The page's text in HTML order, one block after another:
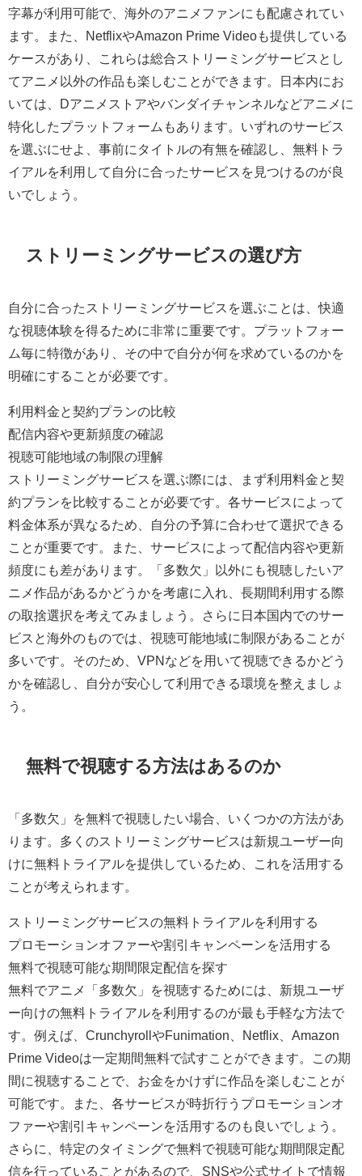
字幕が利用可能で、海外のアニメファンにも配慮されてい
ます。また、NetflixやAmazon Prime Videoも提供している
ケースがあり、これらは総合ストリーミングサービスとし
てアニメ以外の作品も楽しむことができます。日本内にお
いては、Dアニメストアやバンダイチャンネルなどアニメに
特化したプラットフォームもあります。いずれのサービス
を選ぶにせよ、事前にタイトルの有無を確認し、無料トラ
イアルを利用して自分に合ったサービスを見つけるのが良
いでしょう。
ストリーミングサービスの選び方
自分に合ったストリーミングサービスを選ぶことは、快適
な視聴体験を得るために非常に重要です。プラットフォー
ム毎に特徴があり、その中で自分が何を求めているのかを
明確にすることが必要です。
利用料金と契約プランの比較
配信内容や更新頻度の確認
視聴可能地域の制限の理解
ストリーミングサービスを選ぶ際には、まず利用料金と契
約プランを比較することが必要です。各サービスによって
料金体系が異なるため、自分の予算に合わせて選択できる
ことが重要です。また、サービスによって配信内容や更新
頻度にも差があります。「多数欠」以外にも視聴したいア
ニメ作品があるかどうかを考慮に入れ、長期間利用する際
の取捨選択を考えてみましょう。さらに日本国内でのサー
ビスと海外のものでは、視聴可能地域に制限があることが
多いです。そのため、VPNなどを用いて視聴できるかどう
かを確認し、自分が安心して利用できる環境を整えましょ
う。
無料で視聴する方法はあるのか
「多数欠」を無料で視聴したい場合、いくつかの方法があ
ります。多くのストリーミングサービスは新規ユーザー向
けに無料トライアルを提供しているため、これを活用する
ことが考えられます。
ストリーミングサービスの無料トライアルを利用する
プロモーションオファーや割引キャンペーンを活用する
無料で視聴可能な期間限定配信を探す
無料でアニメ「多数欠」を視聴するためには、新規ユーザ
ー向けの無料トライアルを利用するのが最も手軽な方法で
す。例えば、CrunchyrollやFunimation、Netflix、Amazon
Prime Videoは一定期間無料で試すことができます。この期
間に視聴することで、お金をかけずに作品を楽しむことが
可能です。また、各サービスが時折行うプロモーションオ
ファーや割引キャンペーンを活用するのも良いでしょう。
さらに、特定のタイミングで無料で視聴可能な期間限定配
信を行っていることがあるので、SNSや公式サイトで情報